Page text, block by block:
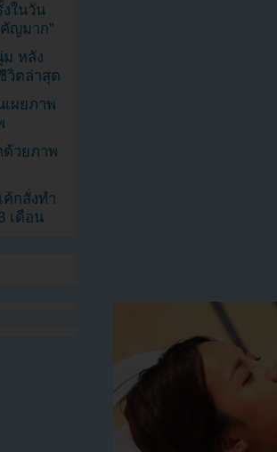
ในวัน
ญมาก”
หลัง
วิตล่าสุด
ผยภาพ
วยภาพ
ค้กสั่งทำ
เดือน